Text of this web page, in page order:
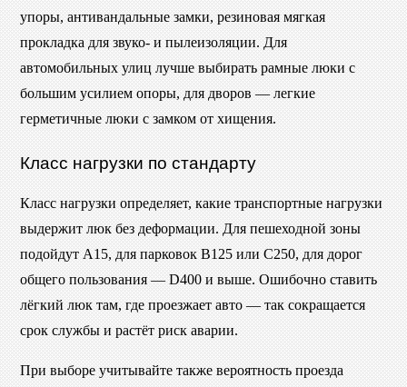
упоры, антивандальные замки, резиновая мягкая
прокладка для звуко- и пылеизоляции. Для
автомобильных улиц лучше выбирать рамные люки с
большим усилием опоры, для дворов — легкие
герметичные люки с замком от хищения.
Класс нагрузки по стандарту
Класс нагрузки определяет, какие транспортные нагрузки
выдержит люк без деформации. Для пешеходной зоны
подойдут A15, для парковок B125 или C250, для дорог
общего пользования — D400 и выше. Ошибочно ставить
лёгкий люк там, где проезжает авто — так сокращается
срок службы и растёт риск аварии.
При выборе учитывайте также вероятность проезда